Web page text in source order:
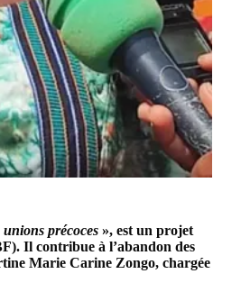
précoces », est un projet
Il contribue à l’abandon des
Marie Carine Zongo, chargée